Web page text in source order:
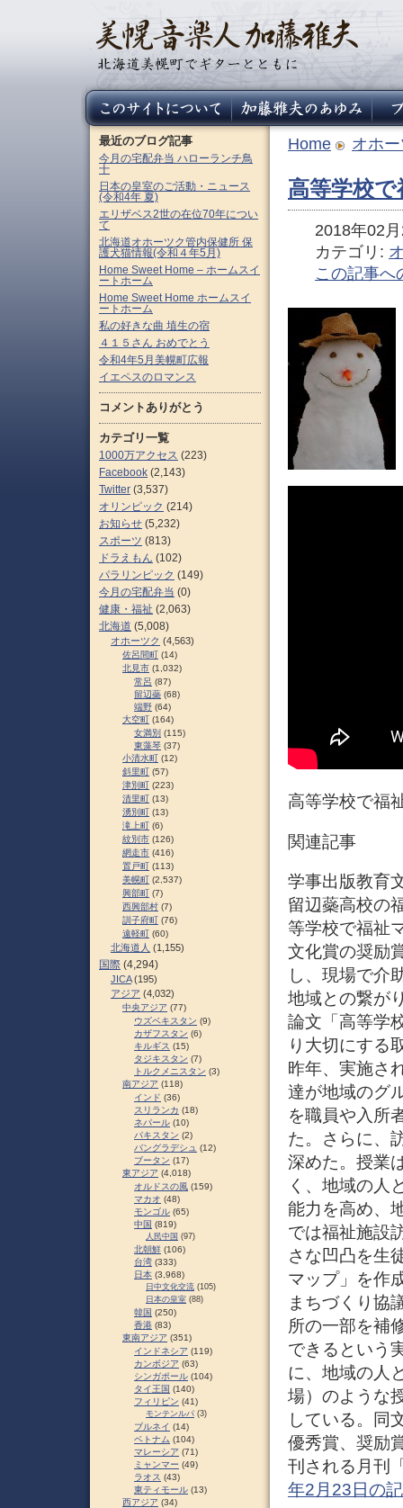
Home オホ
高等学校
2018年02
カテゴリ:
この記事へ
高等学校で福
関連記事
学事出版教育
留辺蘂高校の
等学校で福祉
文化賞の奨励
し、現場で介
地域との繋が
論文「高等学
り大切にする
昨年、実施さ
達が地域のグ
を職員や入所
た。さらに、
深めた。授業
く、地域の人
能力を高め、
では福祉施設
さな凹凸を生
マップ」を作
まちづくり協
所の一部を補
できるという
に、地域の人
場）のような
している。同
優秀賞、奨励
刊される月刊
年2月23日の
最近のブログ記事
今月の宅配弁当 ハローランチ鳥
十
日本の皇室のご活動・ニュース
(令和4年 夏)
エリザベス2世の在位70年につい
て
北海道オホーツク管内保健所 保
護犬猫情報(令和４年5月)
Home Sweet Home – ホームスイ
ートホーム
Home Sweet Home ホームスイ
ートホーム
私の好きな曲 埴生の宿
４１５さん おめでとう
令和4年5月美幌町広報
イエペスのロマンス
コメントありがとう
カテゴリ一覧
1000万アクセス (223)
Facebook (2,143)
Twitter (3,537)
オリンピック (214)
お知らせ (5,232)
スポーツ (813)
ドラえもん (102)
パラリンピック (149)
今月の宅配弁当 (0)
健康・福祉 (2,063)
北海道 (5,008)
オホーツク (4,563)
佐呂間町 (14)
北見市 (1,032)
常呂 (87)
留辺蘂 (68)
端野 (64)
大空町 (164)
女満別 (115)
東藻琴 (37)
小清水町 (12)
斜里町 (57)
津別町 (223)
清里町 (13)
湧別町 (13)
滝上町 (6)
紋別市 (126)
網走市 (416)
置戸町 (113)
美幌町 (2,537)
興部町 (7)
西興部村 (7)
訓子府町 (76)
遠軽町 (60)
北海道人 (1,155)
国際 (4,294)
JICA(195)
アジア (4,032)
中央アジア (77)
ウズベキスタン (9)
カザフスタン (6)
キルギス (15)
タジキスタン (7)
トルクメニスタン (3)
南アジア (118)
インド (36)
スリランカ (18)
ネパール (10)
パキスタン (2)
バングラデシュ (12)
ブータン (17)
東アジア (4,018)
オルドスの風 (159)
マカオ (48)
モンゴル (65)
中国 (819)
人民中国 (97)
北朝鮮 (106)
台湾 (333)
日本 (3,968)
日中文化交流 (105)
日本の皇室 (88)
韓国 (250)
香港 (83)
東南アジア (351)
インドネシア (119)
カンボジア (63)
シンガポール (104)
タイ王国 (140)
フィリピン (41)
モンテンルパ (3)
ブルネイ (14)
ベトナム (104)
マレーシア (71)
ミャンマー (49)
ラオス (43)
東ティモール (13)
西アジア (34)